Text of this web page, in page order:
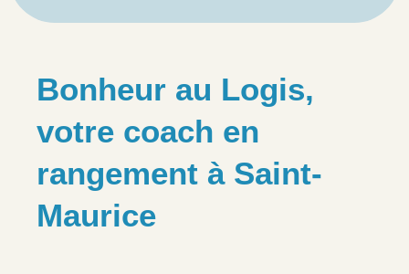
Bonheur au Logis,
votre coach en
rangement à Saint-
Maurice